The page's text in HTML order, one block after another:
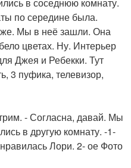
в соседнюю комнату.
по середине была.
Мы в неё зашли. Она
цветах. Ну. Интерьер
Джея и Ребекки. Тут
3 пуфика, телевизор,
- Согласна, давай. Мы
в другую комнату. -1-
Лори. 2- ое Фото